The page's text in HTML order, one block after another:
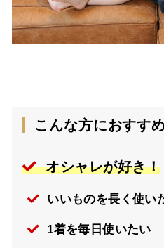
こんな方におすす
オシャレが好き！
いいものを長く使い
1着を毎日使いたい